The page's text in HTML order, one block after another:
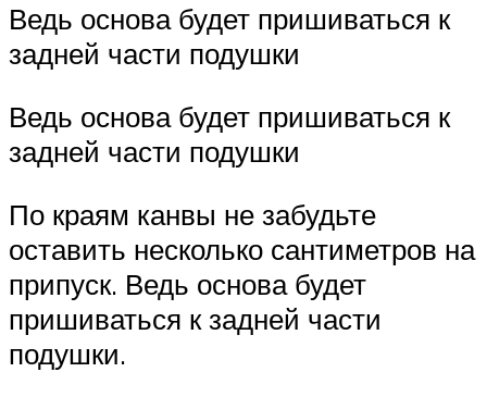
Ведь основа будет пришиваться к
задней части подушки
Ведь основа будет пришиваться к
задней части подушки
По краям канвы не забудьте
оставить несколько сантиметров на
припуск. Ведь основа будет
пришиваться к задней части
подушки.